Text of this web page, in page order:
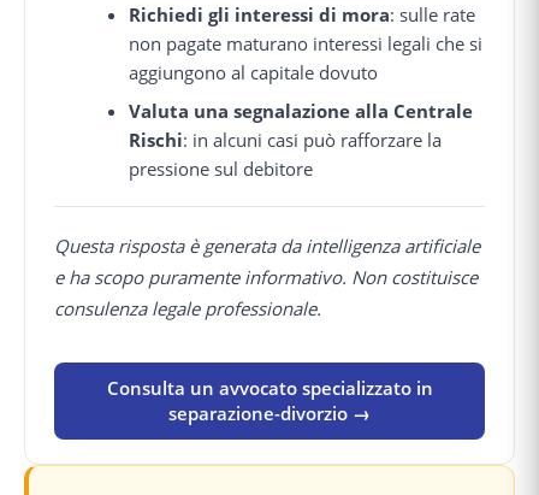
Richiedi gli interessi di mora: sulle rate
non pagate maturano interessi legali che si
aggiungono al capitale dovuto
Valuta una segnalazione alla Centrale
Rischi: in alcuni casi può rafforzare la
pressione sul debitore
Questa risposta è generata da intelligenza artificiale
e ha scopo puramente informativo. Non costituisce
consulenza legale professionale.
Consulta un avvocato specializzato in
separazione-divorzio →